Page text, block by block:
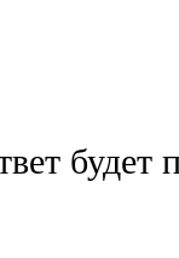
будет